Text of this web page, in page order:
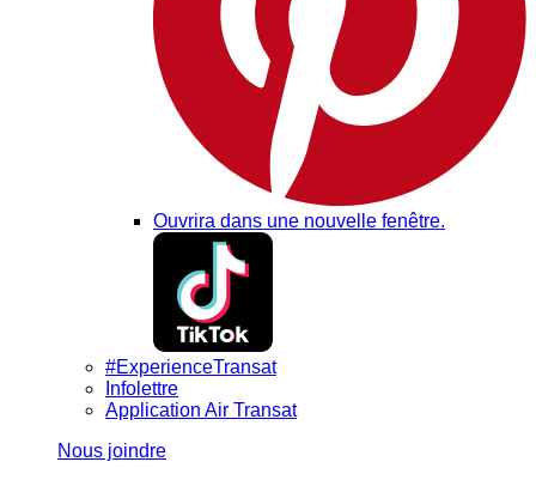
Ouvrira dans une nouvelle fenêtre.
#ExperienceTransat
Infolettre
Application Air Transat
Nous joindre